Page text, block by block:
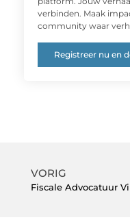
verbinden. Maak
community waar
Registreer nu en
VORIG